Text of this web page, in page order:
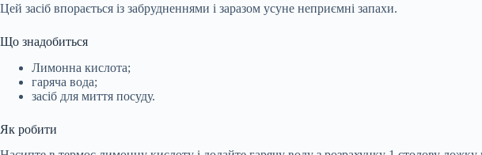
Цей засіб впорається із забрудненнями і заразом усуне неприємні запахи.
Що знадобиться
Лимонна кислота;
гаряча вода;
засіб для миття посуду.
Як робити